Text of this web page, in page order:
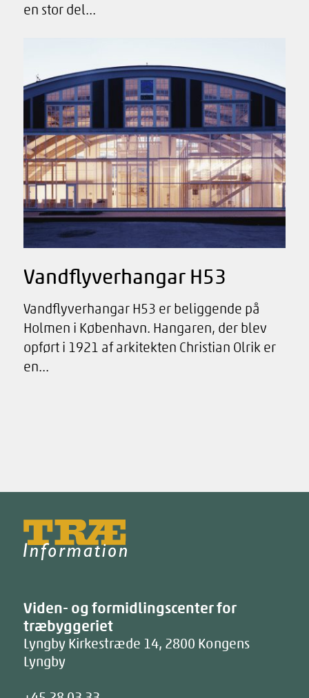
en stor del...
Vandflyverhangar H53
Vandflyverhangar H53 er beliggende på
Holmen i København. Hangaren, der blev
opført i 1921 af arkitekten Christian Olrik er
en...
Træinfo
Viden- og formidlingscenter for
træbyggeriet
Lyngby Kirkestræde 14, 2800 Kongens
Lyngby